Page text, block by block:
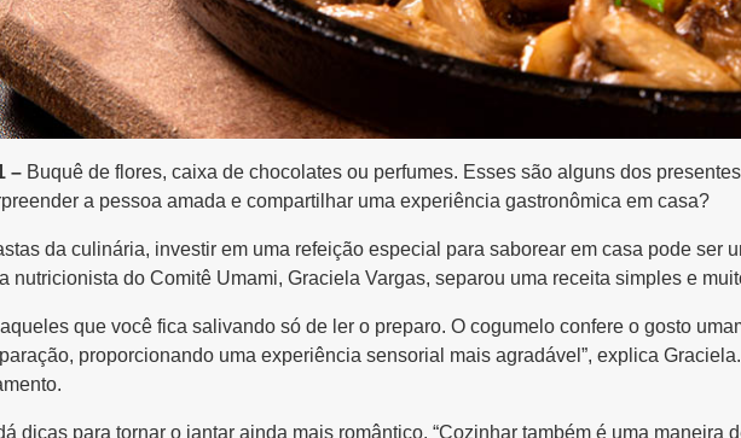
– Buquê de flores, caixa de chocolates ou perfumes. Esses são alguns dos
a pessoa amada e compartilhar uma experiência gastronômica em casa?
da culinária, investir em uma refeição especial para saborear em casa pode ser
nutricionista do Comitê Umami, Graciela Vargas, separou uma receita simples e
que você fica salivando só de ler o preparo. O cogumelo confere o gosto
proporcionando uma experiência sensorial mais agradável”, explica
dicas para tornar o jantar ainda mais romântico. “Cozinhar também é uma maneira